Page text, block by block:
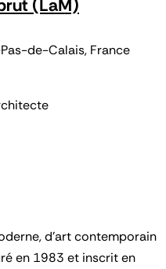
(LaM)
de-Calais, France
d'art contemporain
en 1983 et inscrit en